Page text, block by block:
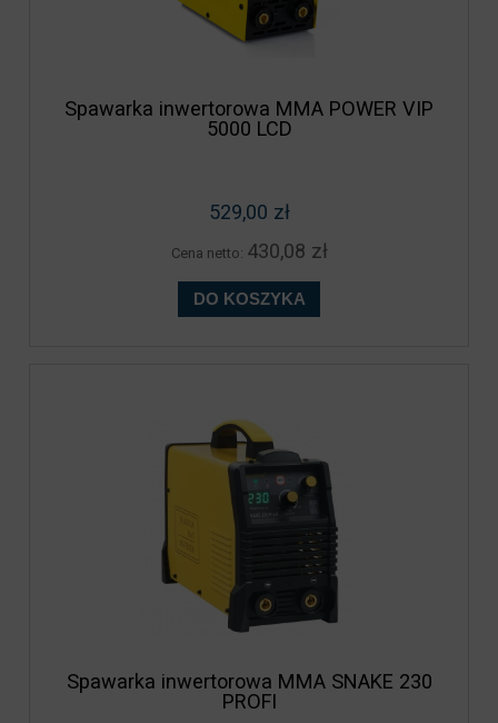
Spawarka inwertorowa MMA POWER VIP
5000 LCD
529,00 zł
Cena netto: 430,08 zł
DO KOSZYKA
Spawarka inwertorowa MMA SNAKE 230
PROFI